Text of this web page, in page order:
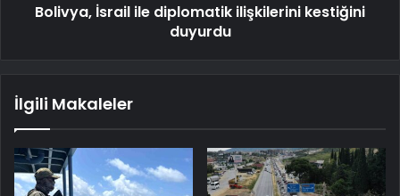
Bolivya, İsrail ile diplomatik ilişkilerini kestiğini
duyurdu
İlgili Makaleler